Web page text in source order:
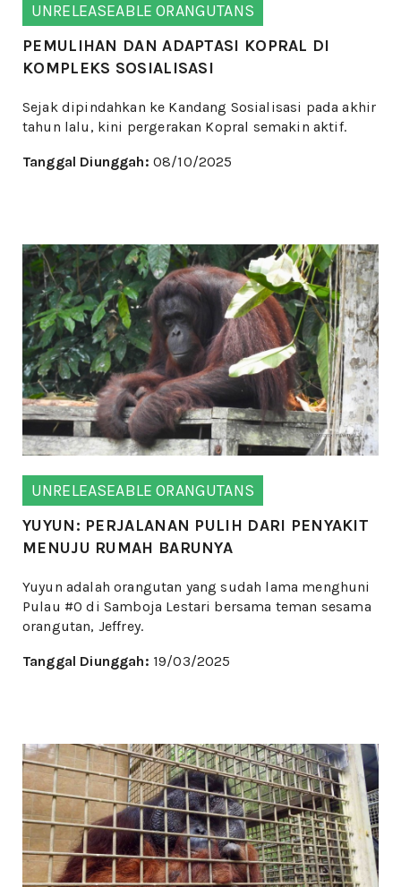
UNRELEASEABLE ORANGUTANS
PEMULIHAN DAN ADAPTASI KOPRAL DI
KOMPLEKS SOSIALISASI
Sejak dipindahkan ke Kandang Sosialisasi pada akhir
tahun lalu, kini pergerakan Kopral semakin aktif.
Tanggal Diunggah: 08/10/2025
UNRELEASEABLE ORANGUTANS
YUYUN: PERJALANAN PULIH DARI PENYAKIT
MENUJU RUMAH BARUNYA
Yuyun adalah orangutan yang sudah lama menghuni
Pulau #0 di Samboja Lestari bersama teman sesama
orangutan, Jeffrey.
Tanggal Diunggah: 19/03/2025